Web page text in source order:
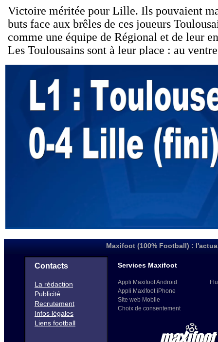
Maxifoot (100% Football) :
Contacts
La rédaction
Publicité
Recrutement
Infos légales
Liens football
Services Maxifoot
Appli Maxifoot Android
Appli Maxifoot iPhone
Site web Mobile
Choix de consentement